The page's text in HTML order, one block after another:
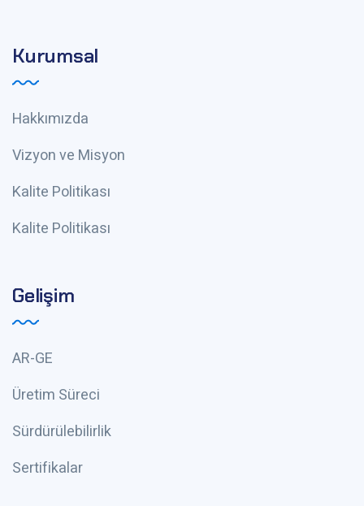
Kurumsal
Hakkımızda
Vizyon ve Misyon
Kalite Politikası
Kalite Politikası
Gelişim
AR-GE
Üretim Süreci
Sürdürülebilirlik
Sertifikalar